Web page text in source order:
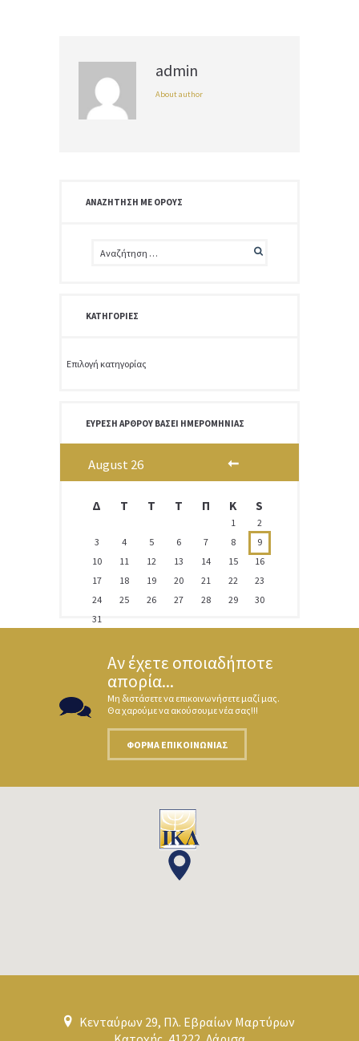
admin
About author
ΑΝΑΖΉΤΗΣΗ ΜΕ ΌΡΟΥΣ
ΚΑΤΗΓΟΡΊΕΣ
Κατηγορίες
ΕΎΡΕΣΗ ΆΡΘΡΟΥ ΒΆΣΕΙ ΗΜΕΡΟΜΗΝΊΑΣ
August 26
Δ T Τ Τ Π Κ S
1
2
3
4 5 6 7 8
9
10
11 12 13 14 15
16
17
18 19 20 21 22
23
24
25 26 27 28 29
30
31
Αν έχετε οποιαδήποτε
απορία...
Μη διστάσετε να επικοινωνήσετε μαζί μας.
Θα χαρούμε να ακούσουμε νέα σας!!!
ΦΌΡΜΑ ΕΠΙΚΟΙΝΩΝΊΑΣ
Κενταύρων 29, Πλ. Εβραίων Μαρτύρων